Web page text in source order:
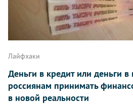
Лайфхаки
Деньги в кредит или деньги в
россиянам принимать
в новой реальности